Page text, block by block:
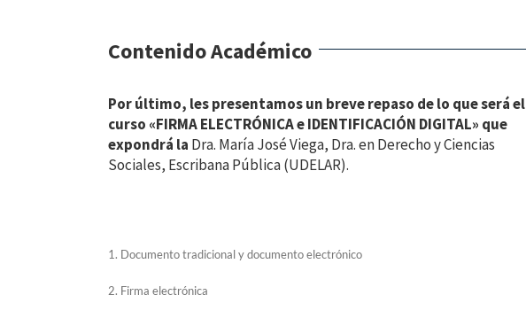
Contenido Académico
Por último, les presentamos un breve repaso de lo que será el
curso «FIRMA ELECTRÓNICA e IDENTIFICACIÓN DIGITAL» que
expondrá la Dra. María José Viega, Dra. en Derecho y Ciencias
Sociales, Escribana Pública (UDELAR).
1. Documento tradicional y documento electrónico
2. Firma electrónica